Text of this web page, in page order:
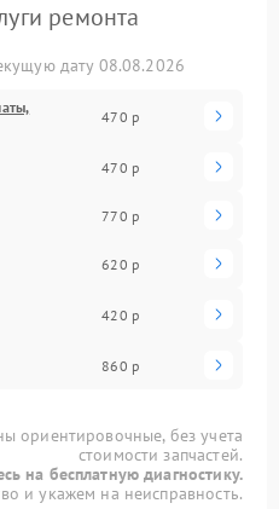
ремонта
дату 08.08.2026
470 р
470 р
770 р
620 р
420 р
860 р
ориентировочные, без учета
стоимости запчастей.
на бесплатную диагностику.
и укажем на неисправность.